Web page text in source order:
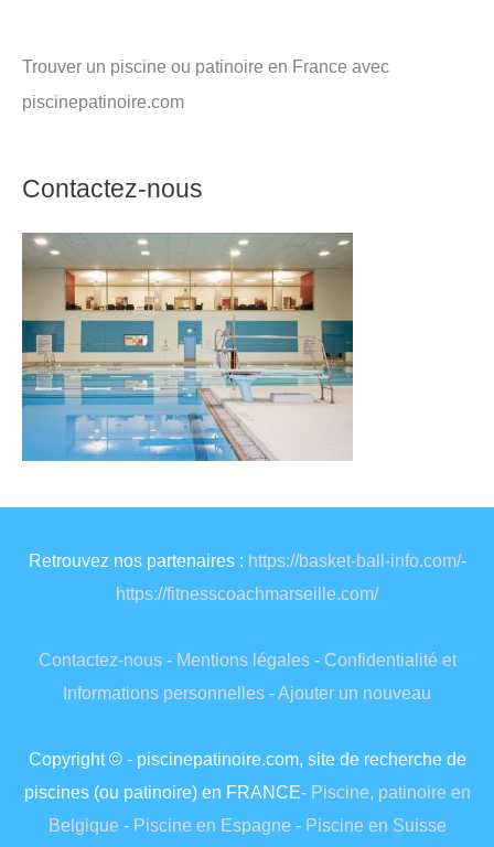
Trouver un piscine ou patinoire en France avec
piscinepatinoire.com
Contactez-nous
Retrouvez nos partenaires : https://basket-ball-info.com/-
https://fitnesscoachmarseille.com/
Contactez-nous- Mentions légales- Confidentialité et
Informations personnelles -Ajouter un nouveau
Copyright © - piscinepatinoire.com, site de recherche de
piscines (ou patinoire) en FRANCE- Piscine, patinoire en
Belgique- Piscine en Espagne- Piscine en Suisse